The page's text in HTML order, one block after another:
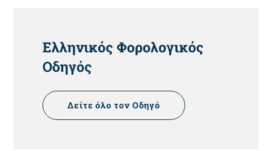
HEADING
Ελληνικός Φορολογικός
Οδηγός
Δείτε όλο τον Οδηγό